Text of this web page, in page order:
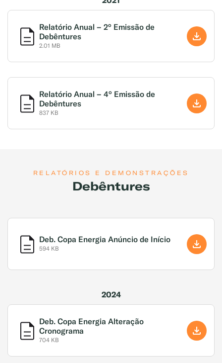
Exemplo: GLP, Liquigás, Copagaz, Gás para Comércio
Relatório Anual – 2° Emissão de
Debêntures
2.01 MB
Relatório Anual – 4° Emissão de
Debêntures
837 KB
RELATÓRIOS E DEMONSTRAÇÕES
Debêntures
Deb. Copa Energia Anúncio de Início
594 KB
2024
Deb. Copa Energia Alteração
Cronograma
704 KB